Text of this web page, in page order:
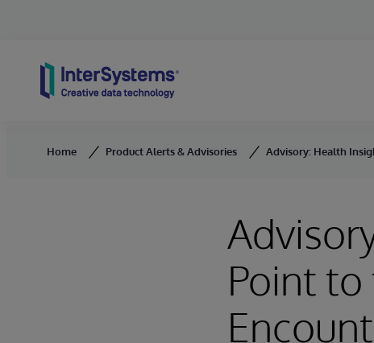
Home Product Alerts & Advisories Advisory: Health
Point